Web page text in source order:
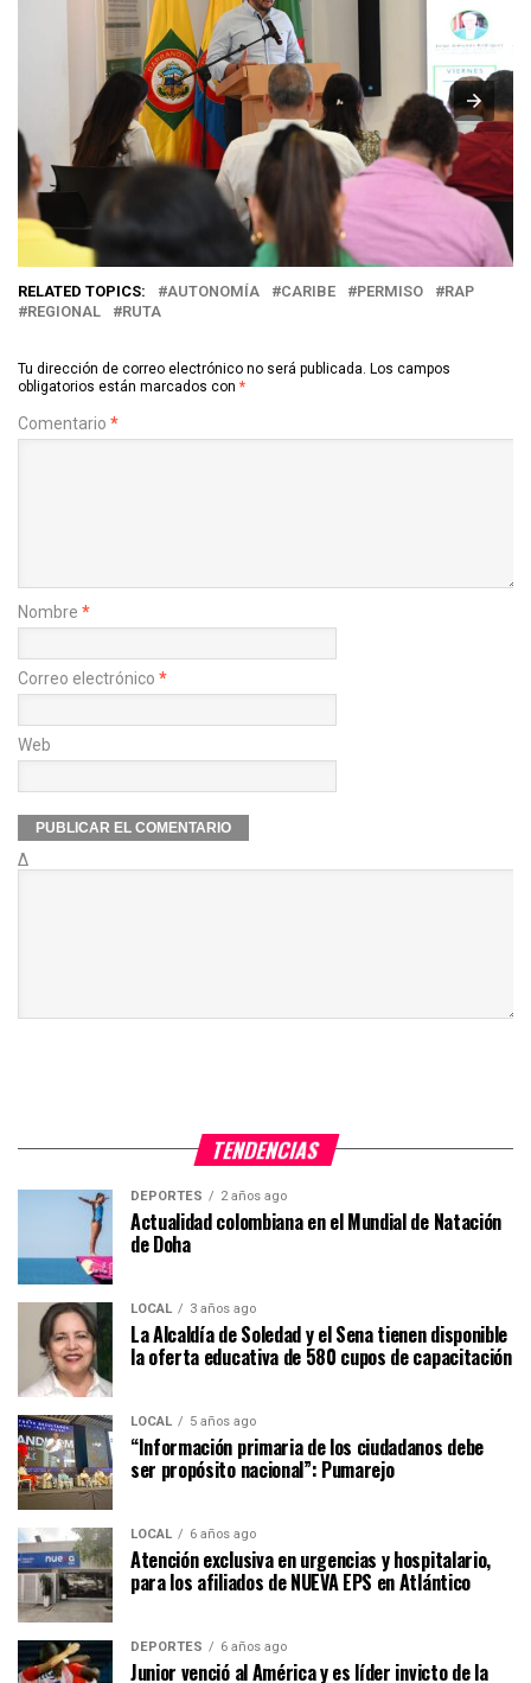
RELATED TOPICS: AUTONOMÍA CARIBE PERMISO
RAP
REGIONAL
RUTA
Tu dirección de correo electrónico no será publicada. Los campos
obligatorios están marcados con *
Comentario *
Nombre *
Correo electrónico *
Web
Δ
TENDENCIAS
DEPORTES 2 años ago
Actualidad colombiana en el Mundial de Natación
de Doha
LOCAL 3 años ago
La Alcaldía de Soledad y el Sena tienen disponible
la oferta educativa de 580 cupos de capacitación
LOCAL 5 años ago
“Información primaria de los ciudadanos debe
ser propósito nacional”: Pumarejo
LOCAL 6 años ago
Atención exclusiva en urgencias y hospitalario,
para los afiliados de NUEVA EPS en Atlántico
DEPORTES 6 años ago
Junior venció al América y es líder invicto de la